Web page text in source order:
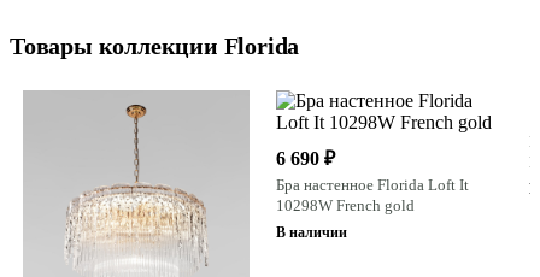
Товары коллекции Florida
6 690 ₽
Бра настенное Florida Loft It
10298W French gold
В наличии